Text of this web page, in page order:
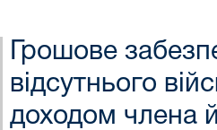
Грошове
відсутнього
доходом члена